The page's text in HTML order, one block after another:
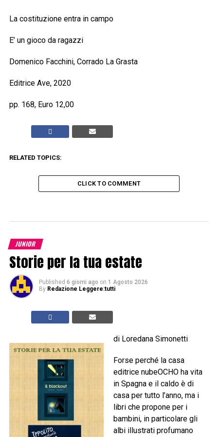
La costituzione entra in campo
E’ un gioco da ragazzi
Domenico Facchini, Corrado La Grasta
Editrice Ave, 2020
pp. 168, Euro 12,00
RELATED TOPICS:
CLICK TO COMMENT
JUNIOR
Storie per la tua estate
Published 6 giorni ago on 1 Agosto 2026
By Redazione Leggere:tutti
di Loredana Simonetti
Forse perché la casa
editrice nubeOCHO ha vita
in Spagna e il caldo è di
casa per tutto l’anno, ma i
libri che propone per i
bambini, in particolare gli
albi illustrati profumano